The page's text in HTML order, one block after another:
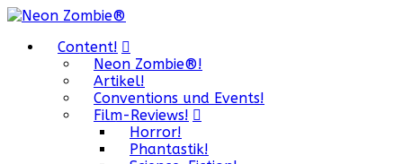
Content!
Neon Zombie®!
Artikel!
Conventions und Events!
Film-Reviews!
Horror!
Phantastik!